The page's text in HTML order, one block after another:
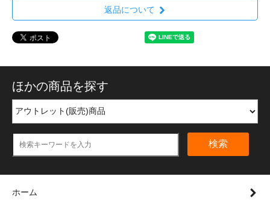
返品について
ほかの商品を探す
検索
ホーム